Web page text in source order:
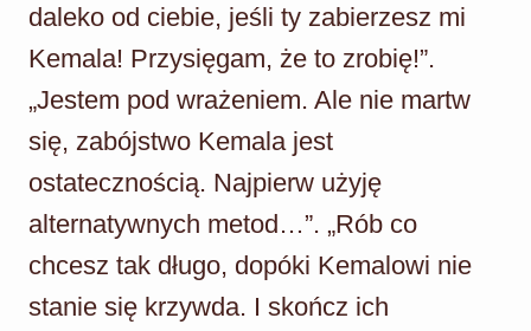
daleko od ciebie, jeśli ty zabierzesz mi
Kemala! Przysięgam, że to zrobię!”.
„Jestem pod wrażeniem. Ale nie martw
się, zabójstwo Kemala jest
ostatecznością. Najpierw użyję
alternatywnych metod…”. „Rób co
chcesz tak długo, dopóki Kemalowi nie
stanie się krzywda. I skończ ich